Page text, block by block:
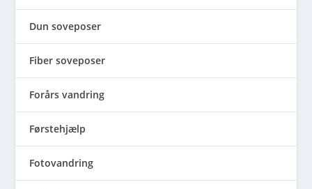
Dun soveposer
Fiber soveposer
Forårs vandring
Førstehjælp
Fotovandring